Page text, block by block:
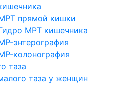
прямой кишки
МРТ кишечника
энтерография
колонография
таза
таза у женщин